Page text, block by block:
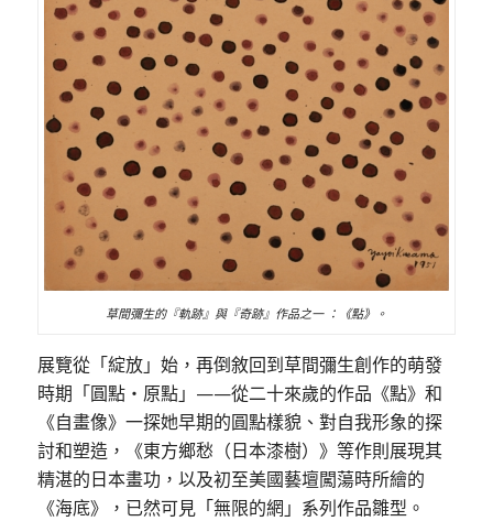
草間彌生的『軌跡』與『奇跡』作品之一 ：《點》。
展覽從「綻放」始，再倒敘回到草間彌生創作的萌發
時期「圓點・原點」——從二十來歲的作品《點》和
《自畫像》一探她早期的圓點樣貌、對自我形象的探
討和塑造，《東方鄉愁（日本漆樹）》等作則展現其
精湛的日本畫功，以及初至美國藝壇闖蕩時所繪的
《海底》，已然可見「無限的網」系列作品雛型。